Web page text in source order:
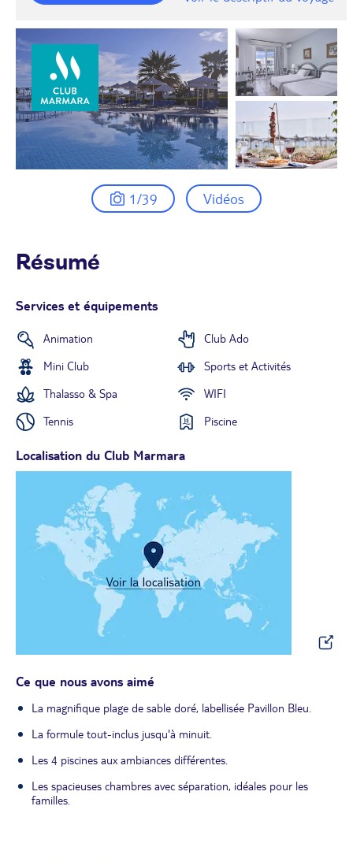
1/39 Vidéos
Résumé
Services et équipements
Animation
Club Ado
Mini Club
Sports et Activités
Thalasso & Spa
WIFI
Tennis
Piscine
Localisation du Club Marmara
Ce que nous avons aimé
La magnifique plage de sable doré, labellisée Pavillon Bleu.
La formule tout-inclus jusqu'à minuit.
Les 4 piscines aux ambiances différentes.
Les spacieuses chambres avec séparation, idéales pour les
familles.